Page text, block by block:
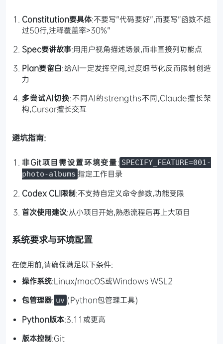
Constitution要具体:不要写"代码要好",而要写"函数不超
过50行,注释覆盖率>30%"
Spec要讲故事:用用户视角描述场景,而非直接列功能点
Plan要留白:给AI一定发挥空间,过度细节化反而限制创造
力
多尝试AI切换:不同AI的strengths不同,Claude擅长架
构,Cursor擅长交互
避坑指南:
非Git项目需设置环境变量: SPECIFY_FEATURE=001-
photo-albums 指定工作目录
Codex CLI限制:不支持自定义命令参数,功能受限
首次使用建议:从小项目开始,熟悉流程后再上大项目
系统要求与环境配置
在使用前,请确保满足以下条件:
操作系统:Linux/macOS或Windows WSL2
包管理器: uv (Python包管理工具)
Python版本:3.11或更高
版本控制:Git